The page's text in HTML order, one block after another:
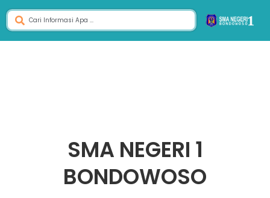
SMA NEGERI 1
BONDOWOSO